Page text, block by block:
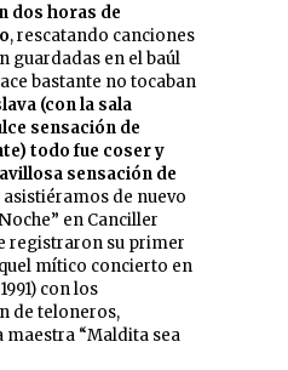
dos horas de
, rescatando canciones
guardadas en el baúl
bastante no tocaban
(con la sala
sensación de
todo fue coser y
sensación de
asistiéramos de nuevo
en Canciller
registraron su primer
mítico concierto en
con los
de teloneros,
maestra “Maldita sea